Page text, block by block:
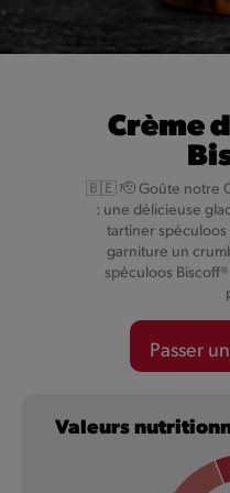
Crème de
🇧🇪 🫡 Goûte notre
délicieuse glace à
Biscoff® et avec comme
plus de spéculoos
En
NOUVEAU
Crème
🇧🇪 🫡 Goûte notre
: une délicieuse
tartiner spéculoos
garniture un
spéculoos
Passer
Valeurs